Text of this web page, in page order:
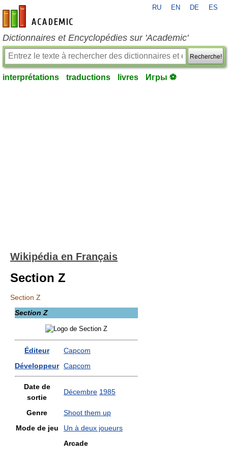
fr-academic.com
RU EN DE ES
Dictionnaires et Encyclopédies sur 'Academic'
Recherche!
interprétations traductions livres Игры ⚽
Wikipédia en Français
Section Z
Section Z
Section Z
Éditeur
Capcom
Développeur Capcom
Date de
sortie
Décembre 1985
Genre
Shoot them up
Mode de jeu
Un à deux joueurs
Arcade